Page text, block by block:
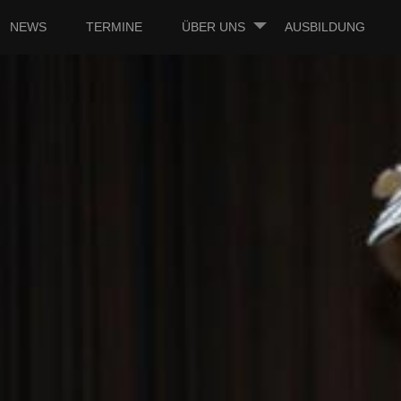
NEWS TERMINE ÜBER UNS AUSBILDUNG